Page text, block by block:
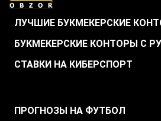
ЛУЧШИЕ БУКМЕКЕРСКИЕ
БУКМЕКЕРСКИЕ КОНТОРЫ С
СТАВКИ НА КИБЕРСПОРТ
ПРОГНОЗЫ НА ФУТБОЛ